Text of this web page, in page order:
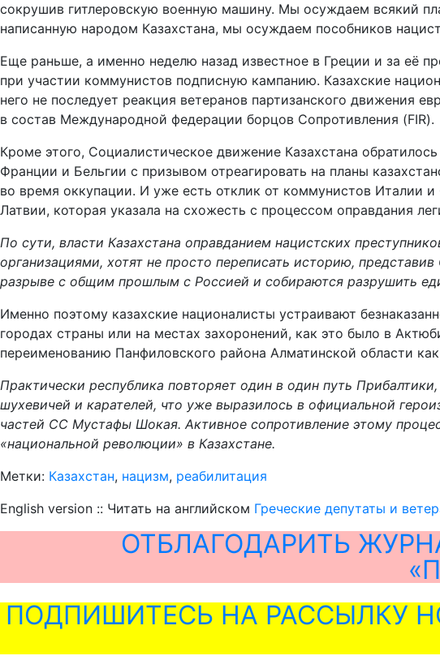
сокрушив гитлеровскую военную машину. Мы осуждаем всякий
написанную народом Казахстана, мы осуждаем пособников
Еще раньше, а именно неделю назад известное в Греции и за её
при участии коммунистов подписную кампанию. Казахские
него не последует реакция ветеранов партизанского движения
в состав Международной федерации борцов Сопротивления (FIR).
Кроме этого, Социалистическое движение Казахстана
Франции и Бельгии с призывом отреагировать на планы
во время оккупации. И уже есть отклик от коммунистов Италии
Латвии, которая указала на схожесть с процессом оправдания
По сути, власти Казахстана оправданием нацистских
организациями, хотят не просто переписать историю,
разрыве с общим прошлым с Россией и собираются разрушить
Именно поэтому казахские националисты устраивают
городах страны или на местах захоронений, как это было в
переименованию Панфиловского района Алматинской области
Практически республика повторяет один в один путь
шухевичей и карателей, что уже выразилось в официальной
частей СС Мустафы Шокая. Активное сопротивление этому
«национальной революции» в Казахстане.
Метки: Казахстан, нацизм, реабилитация
English version :: Читать на английском Греческие депутаты и
ОТБЛАГОДАРИТЬ
ПОДПИШИТЕСЬ НА РАССЫЛКУ